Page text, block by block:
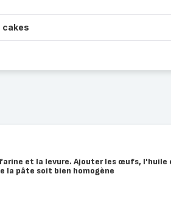
cakes
et la levure. Ajouter les œufs, l'huile
la pâte soit bien homogène